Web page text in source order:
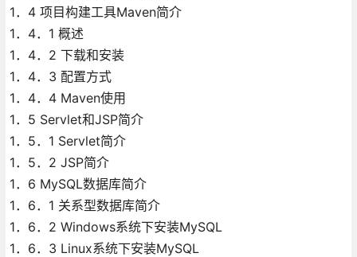
1．4 项目构建工具Maven简介
1．4．1 概述
1．4．2 下载和安装
1．4．3 配置方式
1．4．4 Maven使用
1．5 Servlet和JSP简介
1．5．1 Servlet简介
1．5．2 JSP简介
1．6 MySQL数据库简介
1．6．1 关系型数据库简介
1．6．2 Windows系统下安装MySQL
1．6．3 Linux系统下安装MySQL